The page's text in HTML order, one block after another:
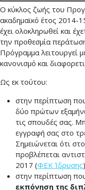
Ο κύκλος ζωής του
ακαδημαϊκό έτος 2014-
έχει ολοκληρωθεί και
την προθεσμία
Πρόγραμμα λειτουργεί
κανονισμό και
Ως εκ τούτου:
στην περίπτωση
δύο πρώτων
τις σπουδές σας.
εγγραφή σας στο
Σημειώνεται ότι
προβλέπεται
2017 (ΦΕΚ Ίδρυσης
στην περίπτωση
εκπόνηση της